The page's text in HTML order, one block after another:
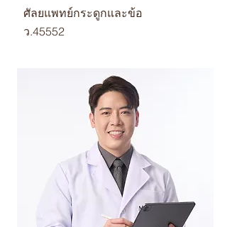
ศัลยแพทย์กระดูกและข้อ
ว.45552